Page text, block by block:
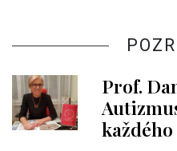
Prof.